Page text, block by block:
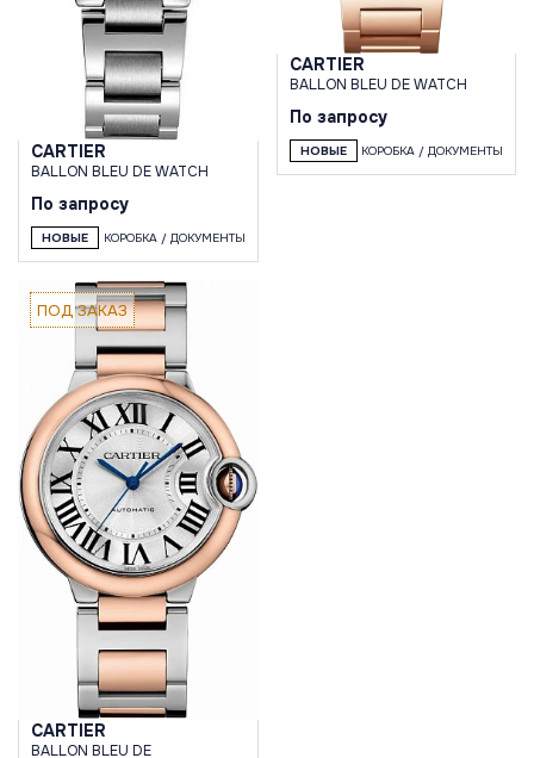
CARTIER
BALLON BLEU DE WATCH
По запросу
НОВЫЕ КОРОБКА / ДОКУМЕНТЫ
CARTIER
BALLON BLEU DE WATCH
По запросу
НОВЫЕ КОРОБКА / ДОКУМЕНТЫ
ПОД ЗАКАЗ
CARTIER
BALLON BLEU DE